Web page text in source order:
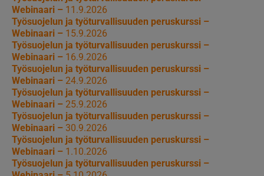
Webinaari – 11.9.2026
Työsuojelun ja työturvallisuuden peruskurssi –
Webinaari – 15.9.2026
Työsuojelun ja työturvallisuuden peruskurssi –
Webinaari – 16.9.2026
Työsuojelun ja työturvallisuuden peruskurssi –
Webinaari – 24.9.2026
Työsuojelun ja työturvallisuuden peruskurssi –
Webinaari – 25.9.2026
Työsuojelun ja työturvallisuuden peruskurssi –
Webinaari – 30.9.2026
Työsuojelun ja työturvallisuuden peruskurssi –
Webinaari – 1.10.2026
Työsuojelun ja työturvallisuuden peruskurssi –